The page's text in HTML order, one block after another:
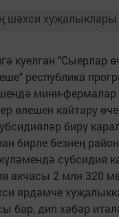
куелган "Сыерлар
республика
мини-фермалар
өлешен кайтару
бирү
бирле безнең
субсидия
акчасы 2 млн 320
ярдәмче
бар, дип хәбәр